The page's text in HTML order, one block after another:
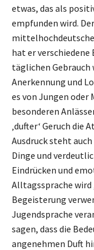
etwas, das als
empfunden wird.
mittelhochdeutsche
hat er
täglichen Gebrauch
Anerkennung und
es von Jungen oder
besonderen
‚dufter‘ Geruch
Ausdruck steht
Dinge und
Eindrücken und
Alltagssprache wird
Begeisterung
Jugendsprache
sagen, dass die
angenehmen Duft